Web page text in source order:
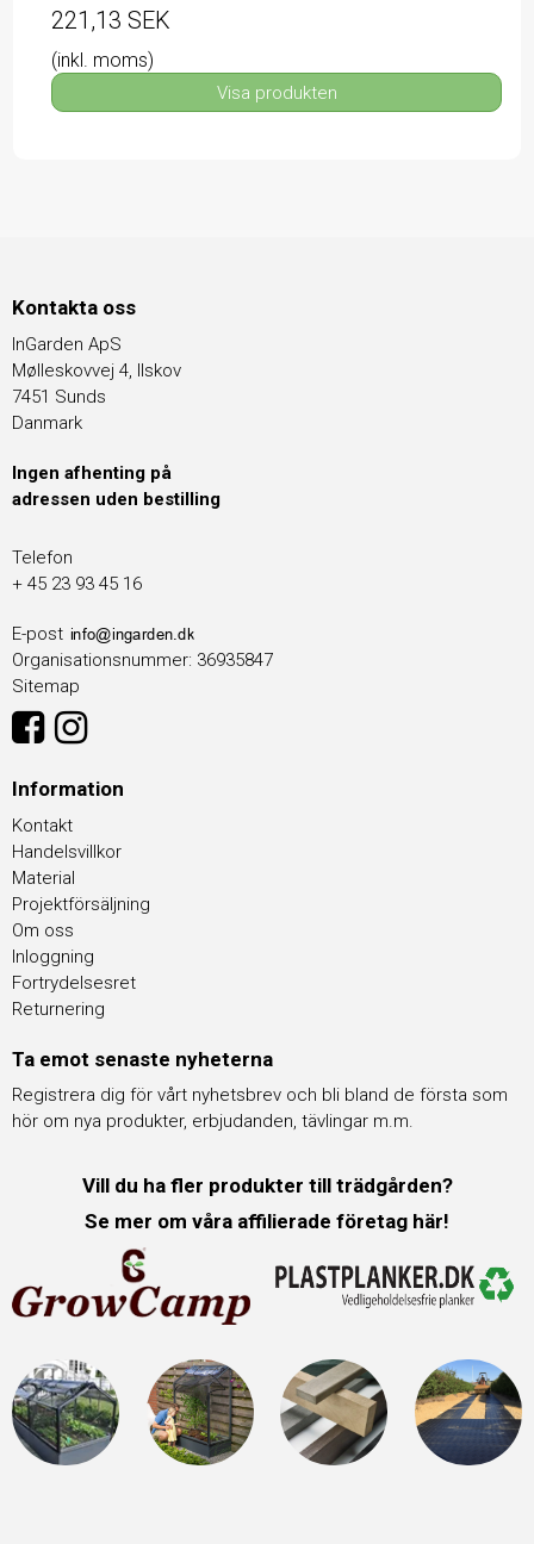
221,13 SEK
(inkl. moms)
Visa produkten
Kontakta oss
InGarden ApS
Mølleskovvej 4, Ilskov
7451 Sunds
Danmark
Ingen afhenting på
adressen uden bestilling
Telefon
+ 45 23 93 45 16
E-post
Organisationsnummer: 36935847
Sitemap
Information
Kontakt
Handelsvillkor
Material
Projektförsäljning
Om oss
Inloggning
Fortrydelsesret
Returnering
Ta emot senaste nyheterna
Registrera dig för vårt nyhetsbrev och bli bland de första som
hör om nya produkter, erbjudanden, tävlingar m.m.
Vill du ha fler produkter till trädgården?
Se mer om våra affilierade företag här!